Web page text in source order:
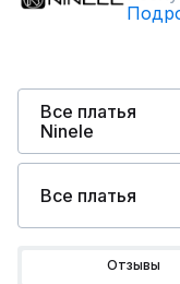
Все платья
Ninele
Все платья
Отзывы